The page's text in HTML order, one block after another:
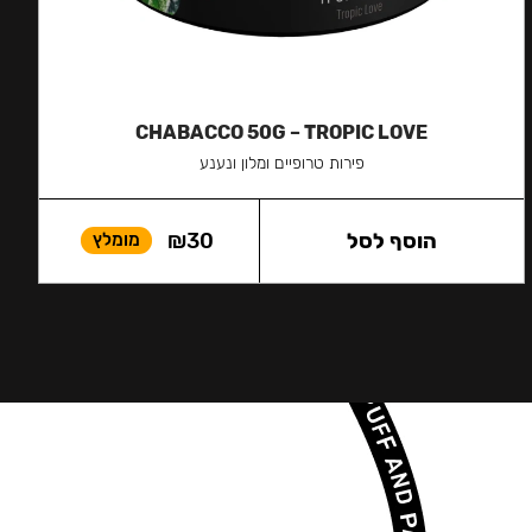
CHABACCO 50G – TROPIC LOVE
פירות טרופיים ומלון ונענע
₪30 מומלץ הוסף לסל